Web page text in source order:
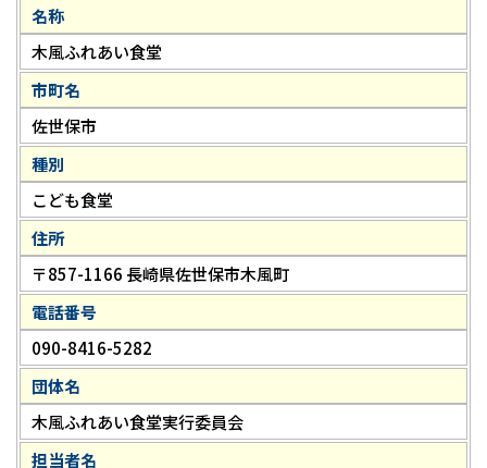
名称
木風ふれあい食堂
市町名
佐世保市
種別
こども食堂
住所
〒857-1166 長崎県佐世保市木風町
電話番号
090-8416-5282
団体名
木風ふれあい食堂実行委員会
担当者名